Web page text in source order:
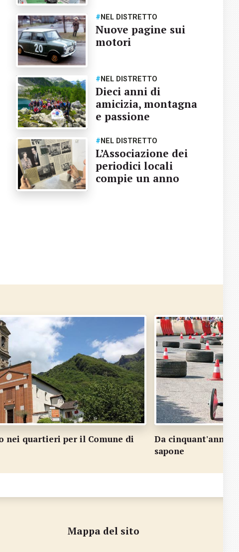
# NEL DISTRETTO
Nuove pagine sui
motori
# NEL DISTRETTO
Dieci anni di
amicizia, montagna
e passione
# NEL DISTRETTO
L’Associazione dei
periodici locali
compie un anno
Da cinquant'anni al volante delle casse di
Mappa del sito